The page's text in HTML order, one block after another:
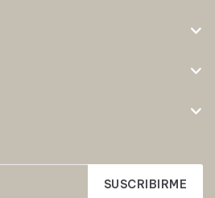
SUSCRIBIRME